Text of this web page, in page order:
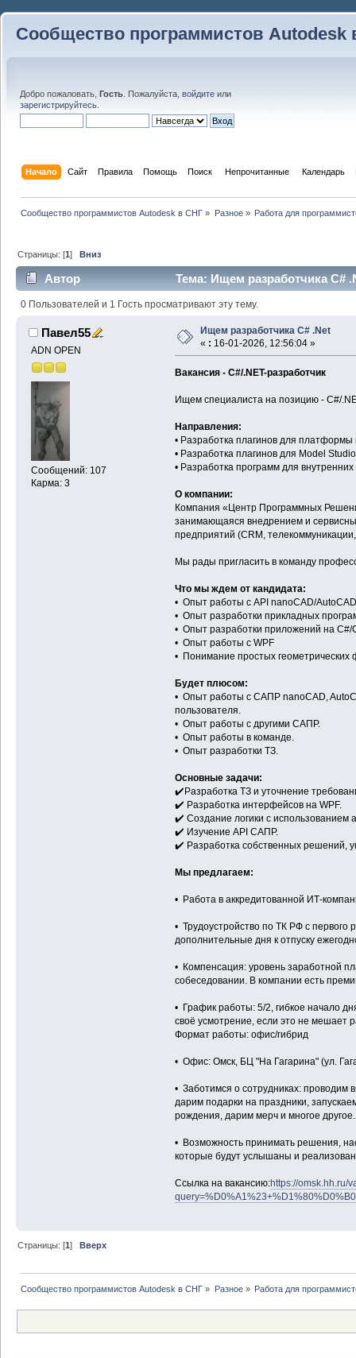
Сообщество программистов Autodesk
Добро пожаловать, Гость . Пожалуйста, войдите или
зарегистрируйтесь
Начало Сайт Правила Помощь Поиск Непрочитанные Календарь
Сообщество программистов Autodesk в СНГ » Разное» Работа для
Страницы: [1]Вниз
Автор Тема: Ищем разработчика C#
0 Пользователей и 1 Гость просматривают эту тему.
Павел55
ADN OPEN
Сообщений: 107
Карма: 3
Ищем разработчика C# .Net
« : 16-01-2026, 12:56:04 »
Вакансия - C#/.NET-разработчик
Ищем специалиста на позицию - C#/
Направления:
• Разработка плагинов для
• Разработка плагинов для Model
• Разработка программ для
О компании:
Компания «Центр Программных
занимающаяся внедрением и
предприятий (CRM,
Мы рады пригласить в команду
Что мы ждем от кандидата:
• Опыт работы с API nanoCAD/
• Опыт разработки прикладных
• Опыт разработки приложений на C#/
• Опыт работы с WPF
• Понимание простых
Будет плюсом:
• Опыт работы с САПР nanoCAD,
пользователя.
• Опыт работы с другими САПР.
• Опыт работы в команде.
• Опыт разработки ТЗ.
Основные задачи:
✔️Разработка ТЗ и уточнение
✔️ Разработка интерфейсов на WPF.
✔️ Создание логики с использованием
✔️ Изучение API САПР.
✔️ Разработка собственных решений,
Мы предлагаем:
• Работа в аккредитованной ИТ-
• Трудоустройство по ТК РФ с первого
дополнительные дня к отпуску
• Компенсация: уровень заработной
собеседовании. В компании есть
• График работы: 5/2, гибкое начало
своё усмотрение, если это не мешает
Формат работы: офис/гибрид
• Офис: Омск, БЦ "На Гагарина" (ул.
• Заботимся о сотрудниках: проводим
дарим подарки на праздники,
рождения, дарим мерч и многое другое.
• Возможность принимать решения,
которые будут услышаны и
Ссылка на вакансию:https://omsk.hh.ru/
Страницы: [1]Вверх
Сообщество программистов Autodesk в СНГ » Разное» Работа для